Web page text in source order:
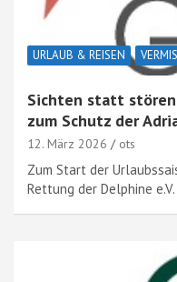
URLAUB & REISEN
Sichten statt
zum Schutz der
12. März 2026 ots
Zum Start der
Rettung der Delphine